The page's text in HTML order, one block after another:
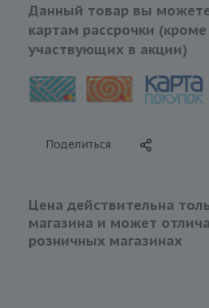
Данный товар вы
картам рассрочки
участвующих в акции)
Поделиться
Цена действительна
магазина и может
розничных магазинах